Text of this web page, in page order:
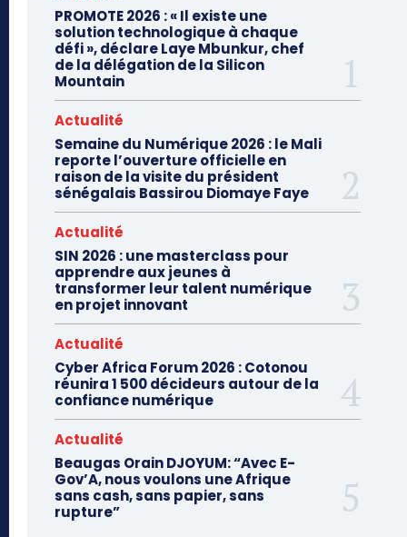
PROMOTE 2026 : « Il existe une
solution technologique à chaque
défi », déclare Laye Mbunkur, chef
de la délégation de la Silicon
Mountain
Actualité
Semaine du Numérique 2026 : le Mali
reporte l’ouverture officielle en
raison de la visite du président
sénégalais Bassirou Diomaye Faye
Actualité
SIN 2026 : une masterclass pour
apprendre aux jeunes à
transformer leur talent numérique
en projet innovant
Actualité
Cyber Africa Forum 2026 : Cotonou
réunira 1 500 décideurs autour de la
confiance numérique
Actualité
Beaugas Orain DJOYUM: “Avec E-
Gov’A, nous voulons une Afrique
sans cash, sans papier, sans
rupture”